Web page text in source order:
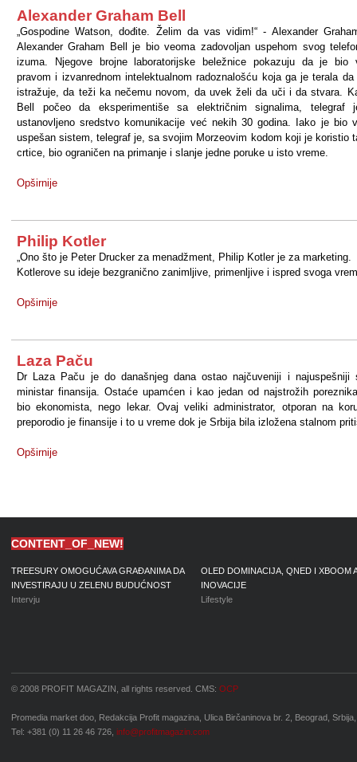
Alexander Graham Bell
„Gospodine Watson, dođite. Želim da vas vidim!“ - Alexander
Alexander Graham Bell je bio veoma zadovoljan uspehom svog
izuma. Njegove brojne laboratorijske beležnice pokazuju da je bio
pravom i izvanrednom intelektualnom radoznalošću koja ga je terala da
istražuje, da teži ka nečemu novom, da uvek želi da uči i da stvara.
Bell počeo da eksperimentiše sa električnim signalima, telegraf
ustanovljeno sredstvo komunikacije već nekih 30 godina. Iako je bio
uspešan sistem, telegraf je, sa svojim Morzeovim kodom koji je koristio
crtice, bio ograničen na primanje i slanje jedne poruke u isto vreme.
Opširnije
Philip Kotler
„Ono što je Peter Drucker za menadžment, Philip Kotler je za marketing.
Kotlerove su ideje bezgranično zanimljive, primenljive i ispred svoga
Opširnije
Laza Paču
Dr Laza Paču je do današnjeg dana ostao najčuveniji i najuspešniji
ministar finansija. Ostaće upamćen i kao jedan od najstrožih
bio ekonomista, nego lekar. Ovaj veliki administrator, otporan na
preporodio je finansije i to u vreme dok je Srbija bila izložena stalnom
Opširnije
CONTENT_OF_NEW!
TREESURY OMOGUĆAVA GRAĐANIMA DA
INVESTIRAJU U ZELENU BUDUĆNOST
Intervju
OLED DOMINACIJA, QNED I XBOOM
INOVACIJE
Lifestyle
© 2008 PROFIT MAGAZIN, all rights reserved. CMS: OCP
Promedia market doo, Redakcija Profit magazina, Ulica Birčaninova br. 2, Beograd, Srbija,
Tel: +381 (0) 11 26 46 726, info@profitmagazin.com